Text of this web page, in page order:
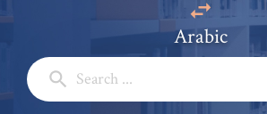
Arabic
Add a comment
Email: *